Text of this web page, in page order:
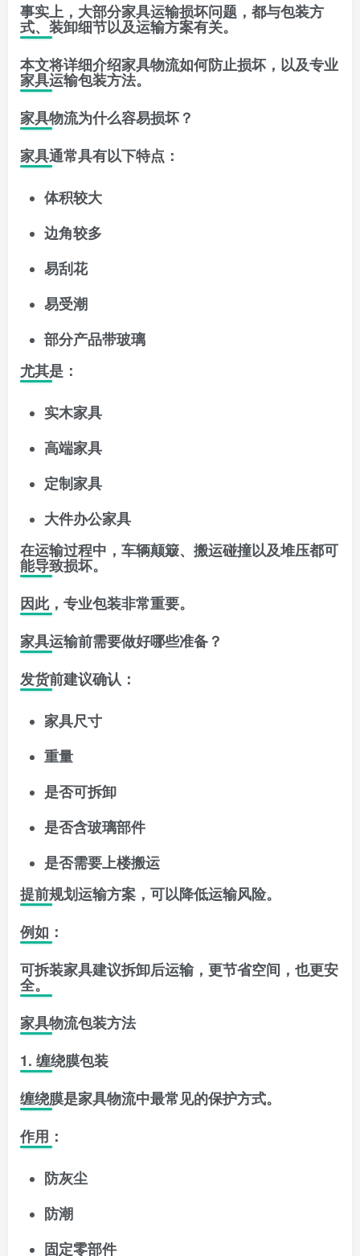
事实上，大部分家具运输损坏问题，都与包装方
式、装卸细节以及运输方案有关。
本文将详细介绍家具物流如何防止损坏，以及专业
家具运输包装方法。
家具物流为什么容易损坏？
家具通常具有以下特点：
体积较大
边角较多
易刮花
易受潮
部分产品带玻璃
尤其是：
实木家具
高端家具
定制家具
大件办公家具
在运输过程中，车辆颠簸、搬运碰撞以及堆压都可
能导致损坏。
因此，专业包装非常重要。
家具运输前需要做好哪些准备？
发货前建议确认：
家具尺寸
重量
是否可拆卸
是否含玻璃部件
是否需要上楼搬运
提前规划运输方案，可以降低运输风险。
例如：
可拆装家具建议拆卸后运输，更节省空间，也更安
全。
家具物流包装方法
1. 缠绕膜包装
缠绕膜是家具物流中最常见的保护方式。
作用：
防灰尘
防潮
固定零部件